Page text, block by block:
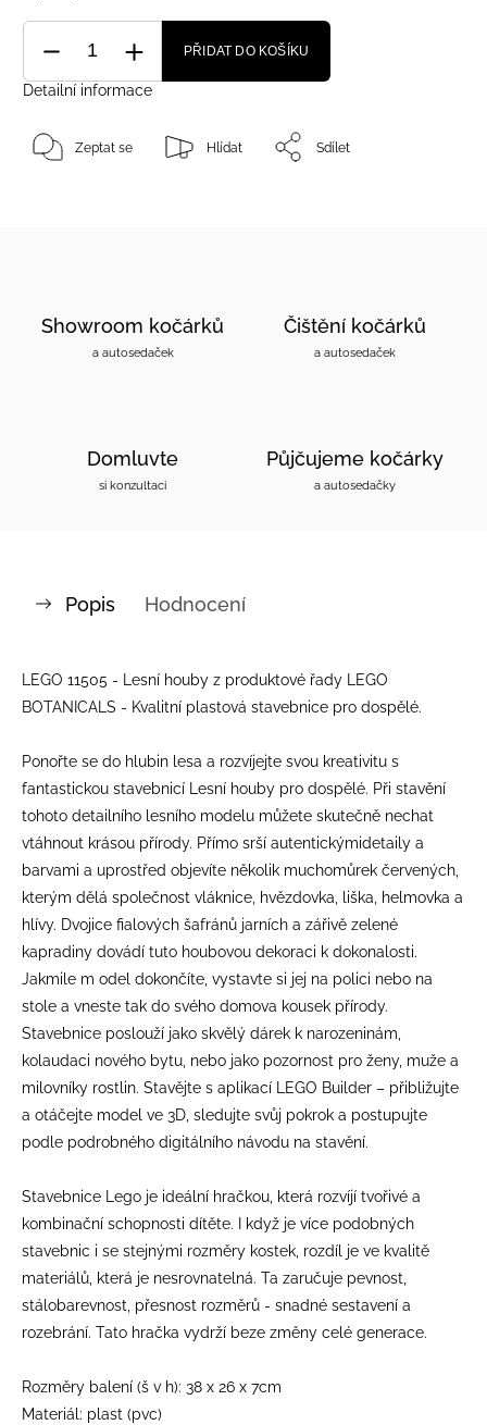
PŘIDAT DO KOŠÍKU
Detailní informace
Zeptat se Hlídat Sdílet
Showroom kočárků
a autosedaček
Čištění kočárků
a autosedaček
Domluvte
si konzultaci
Půjčujeme kočárky
a autosedačky
Popis Hodnocení
LEGO 11505 - Lesní houby z produktové řady LEGO
BOTANICALS - Kvalitní plastová stavebnice pro dospělé.
Ponořte se do hlubin lesa a rozvíjejte svou kreativitu s
fantastickou stavebnicí Lesní houby pro dospělé. Při stavění
tohoto detailního lesního modelu můžete skutečně nechat
vtáhnout krásou přírody. Přímo srší autentickýmidetaily a
barvami a uprostřed objevíte několik muchomůrek červených,
kterým dělá společnost vláknice, hvězdovka, liška, helmovka a
hlívy. Dvojice fialových šafránů jarních a zářivě zelené
kapradiny dovádí tuto houbovou dekoraci k dokonalosti.
Jakmile m odel dokončíte, vystavte si jej na polici nebo na
stole a vneste tak do svého domova kousek přírody.
Stavebnice poslouží jako skvělý dárek k narozeninám,
kolaudaci nového bytu, nebo jako pozornost pro ženy, muže a
milovníky rostlin. Stavějte s aplikací LEGO Builder – přibližujte
a otáčejte model ve 3D, sledujte svůj pokrok a postupujte
podle podrobného digitálního návodu na stavění.
Stavebnice Lego je ideální hračkou, která rozvíjí tvořivé a
kombinační schopnosti dítěte. I když je více podobných
stavebnic i se stejnými rozměry kostek, rozdíl je ve kvalitě
materiálů, která je nesrovnatelná. Ta zaručuje pevnost,
stálobarevnost, přesnost rozměrů - snadné sestavení a
rozebrání. Tato hračka vydrží beze změny celé generace.
Rozměry balení (š v h): 38 x 26 x 7cm
Materiál: plast (pvc)